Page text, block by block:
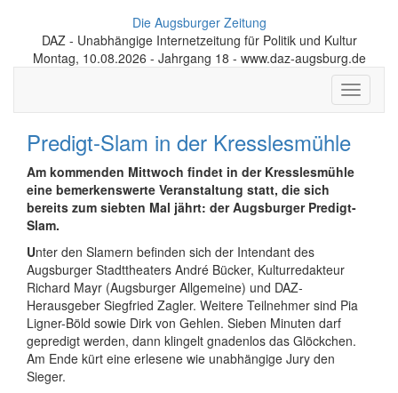
Die Augsburger Zeitung
DAZ - Unabhängige Internetzeitung für Politik und Kultur
Montag, 10.08.2026 - Jahrgang 18 - www.daz-augsburg.de
Toggle
Predigt-Slam in der Kresslesmühle
Am kommenden Mittwoch findet in der Kresslesmühle
eine bemerkenswerte Veranstaltung statt, die sich
bereits zum siebten Mal jährt: der Augsburger Predigt-
Slam.
Unter den Slamern befinden sich der Intendant des
Augsburger Stadttheaters André Bücker, Kulturredakteur
Richard Mayr (Augsburger Allgemeine) und DAZ-
Herausgeber Siegfried Zagler. Weitere Teilnehmer sind Pia
Ligner-Böld sowie Dirk von Gehlen. Sieben Minuten darf
gepredigt werden, dann klingelt gnadenlos das Glöckchen.
Am Ende kürt eine erlesene wie unabhängige Jury den
Sieger.